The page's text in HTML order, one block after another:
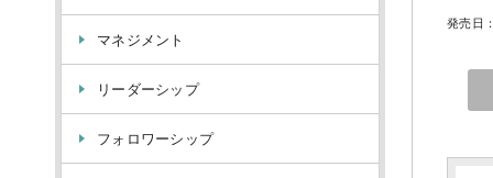
マネジメント
リーダーシップ
フォロワーシップ
発売日